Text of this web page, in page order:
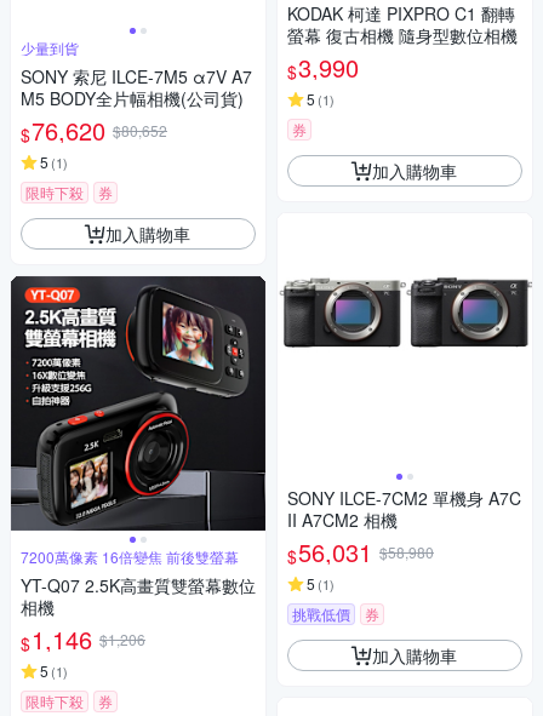
少量到貨
SONY 索尼 ILCE-7M5 α7V A7
M5 BODY全片幅相機(公司貨)
$76,620 $80,652
5 (1)
限時下殺 券
加入購物車
7200萬像素 16倍變焦 前後雙螢幕
YT-Q07 2.5K高畫質雙螢幕數位
相機
$1,146 $1,206
5 (1)
限時下殺 券
KODAK 柯達 PIXPRO C1 翻轉
螢幕 復古相機 隨身型數位相機
$3,990
5 (1)
券
加入購物車
SONY ILCE-7CM2 單機身 A7C
II A7CM2 相機
$56,031 $58,980
5 (1)
挑戰低價 券
加入購物車